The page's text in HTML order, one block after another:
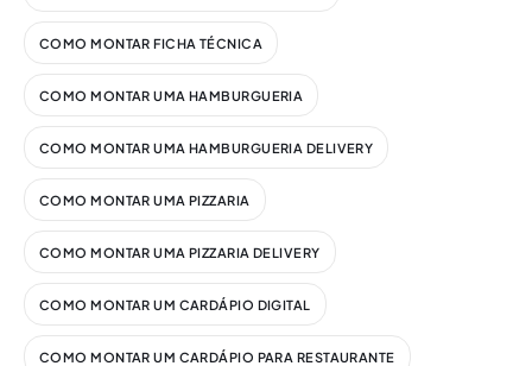
COMO MONTAR FICHA TÉCNICA
COMO MONTAR UMA HAMBURGUERIA
COMO MONTAR UMA HAMBURGUERIA DELIVERY
COMO MONTAR UMA PIZZARIA
COMO MONTAR UMA PIZZARIA DELIVERY
COMO MONTAR UM CARDÁPIO DIGITAL​
COMO MONTAR UM CARDÁPIO PARA RESTAURANTE